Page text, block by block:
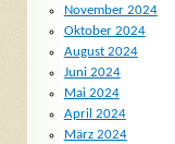
November 2024
Oktober 2024
August 2024
Juni 2024
Mai 2024
April 2024
März 2024